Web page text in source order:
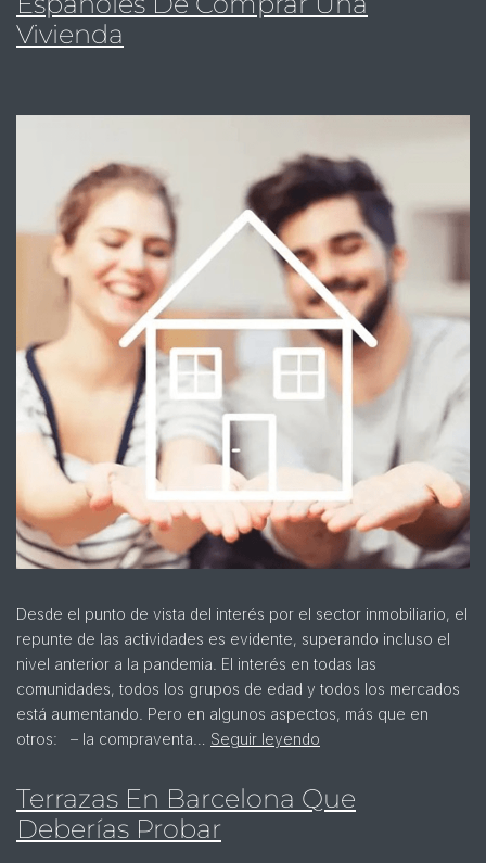
Vivienda
Desde el punto de vista del interés por el sector inmobiliario, el
repunte de las actividades es evidente, superando incluso el
nivel anterior a la pandemia. El interés en todas las
comunidades, todos los grupos de edad y todos los mercados
está aumentando. Pero en algunos aspectos, más que en
otros: – la compraventa… Seguir leyendo
Terrazas En Barcelona Que
Deberías Probar